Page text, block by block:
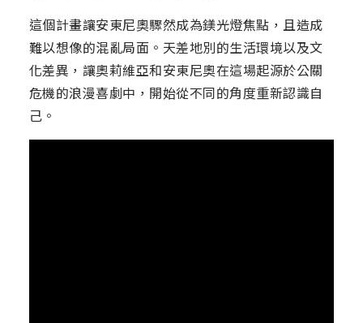
這個計畫讓安東尼奧驟然成為鎂光燈焦點，且造成
難以想像的混亂局面。天差地別的生活環境以及文
化差異，讓奧莉維亞和安東尼奧在這場起源於公關
危機的浪漫喜劇中，開始從不同的角度重新認識自
己。